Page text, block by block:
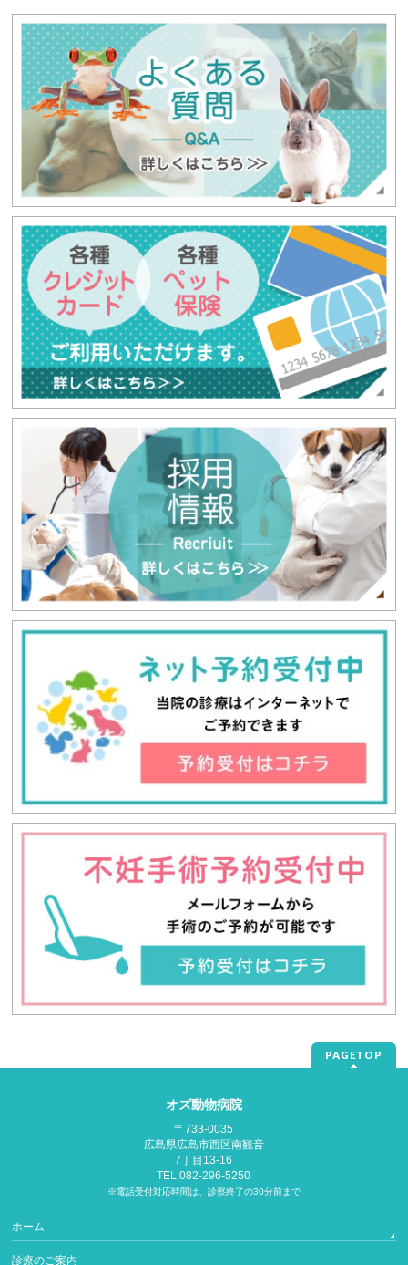
PAGETOP
オズ動物病院
〒733-0035
広島県広島市西区南観音
7丁目13-16
TEL:082-296-5250
※電話受付対応時間は、診察終了の30分前まで
ホーム
診療のご案内